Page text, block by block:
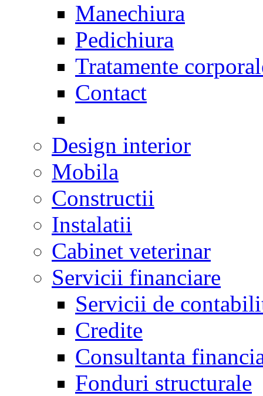
Manechiura
Pedichiura
Tratamente
Contact
Design interior
Mobila
Constructii
Instalatii
Cabinet veterinar
Servicii financiare
Servicii de
Credite
Consultanta
Fonduri structurale